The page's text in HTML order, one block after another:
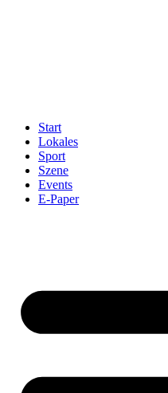
Start
Lokales
Sport
Szene
Events
E-Paper